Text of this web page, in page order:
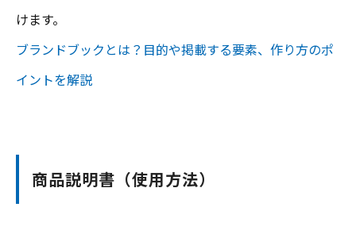
けます。
ブランドブックとは？目的や掲載する要素、作り方のポ
イントを解説
商品説明書（使用方法）